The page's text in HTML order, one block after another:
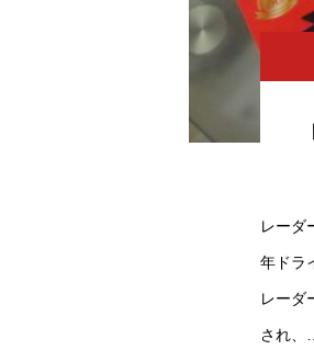
レーダ
年ドラ
レーダ
され、…